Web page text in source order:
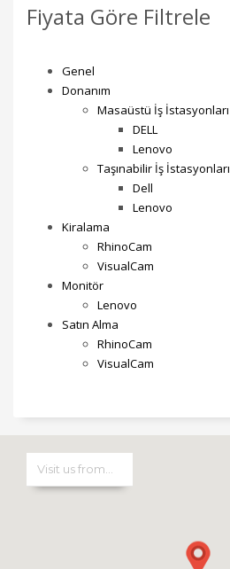
Fiyata Göre Filtrele
Genel
Donanım
Masaüstü İş İstasyonları
DELL
Lenovo
Taşınabilir İş İstasyonları
Dell
Lenovo
Kiralama
RhinoCam
VisualCam
Monitör
Lenovo
Satın Alma
RhinoCam
VisualCam